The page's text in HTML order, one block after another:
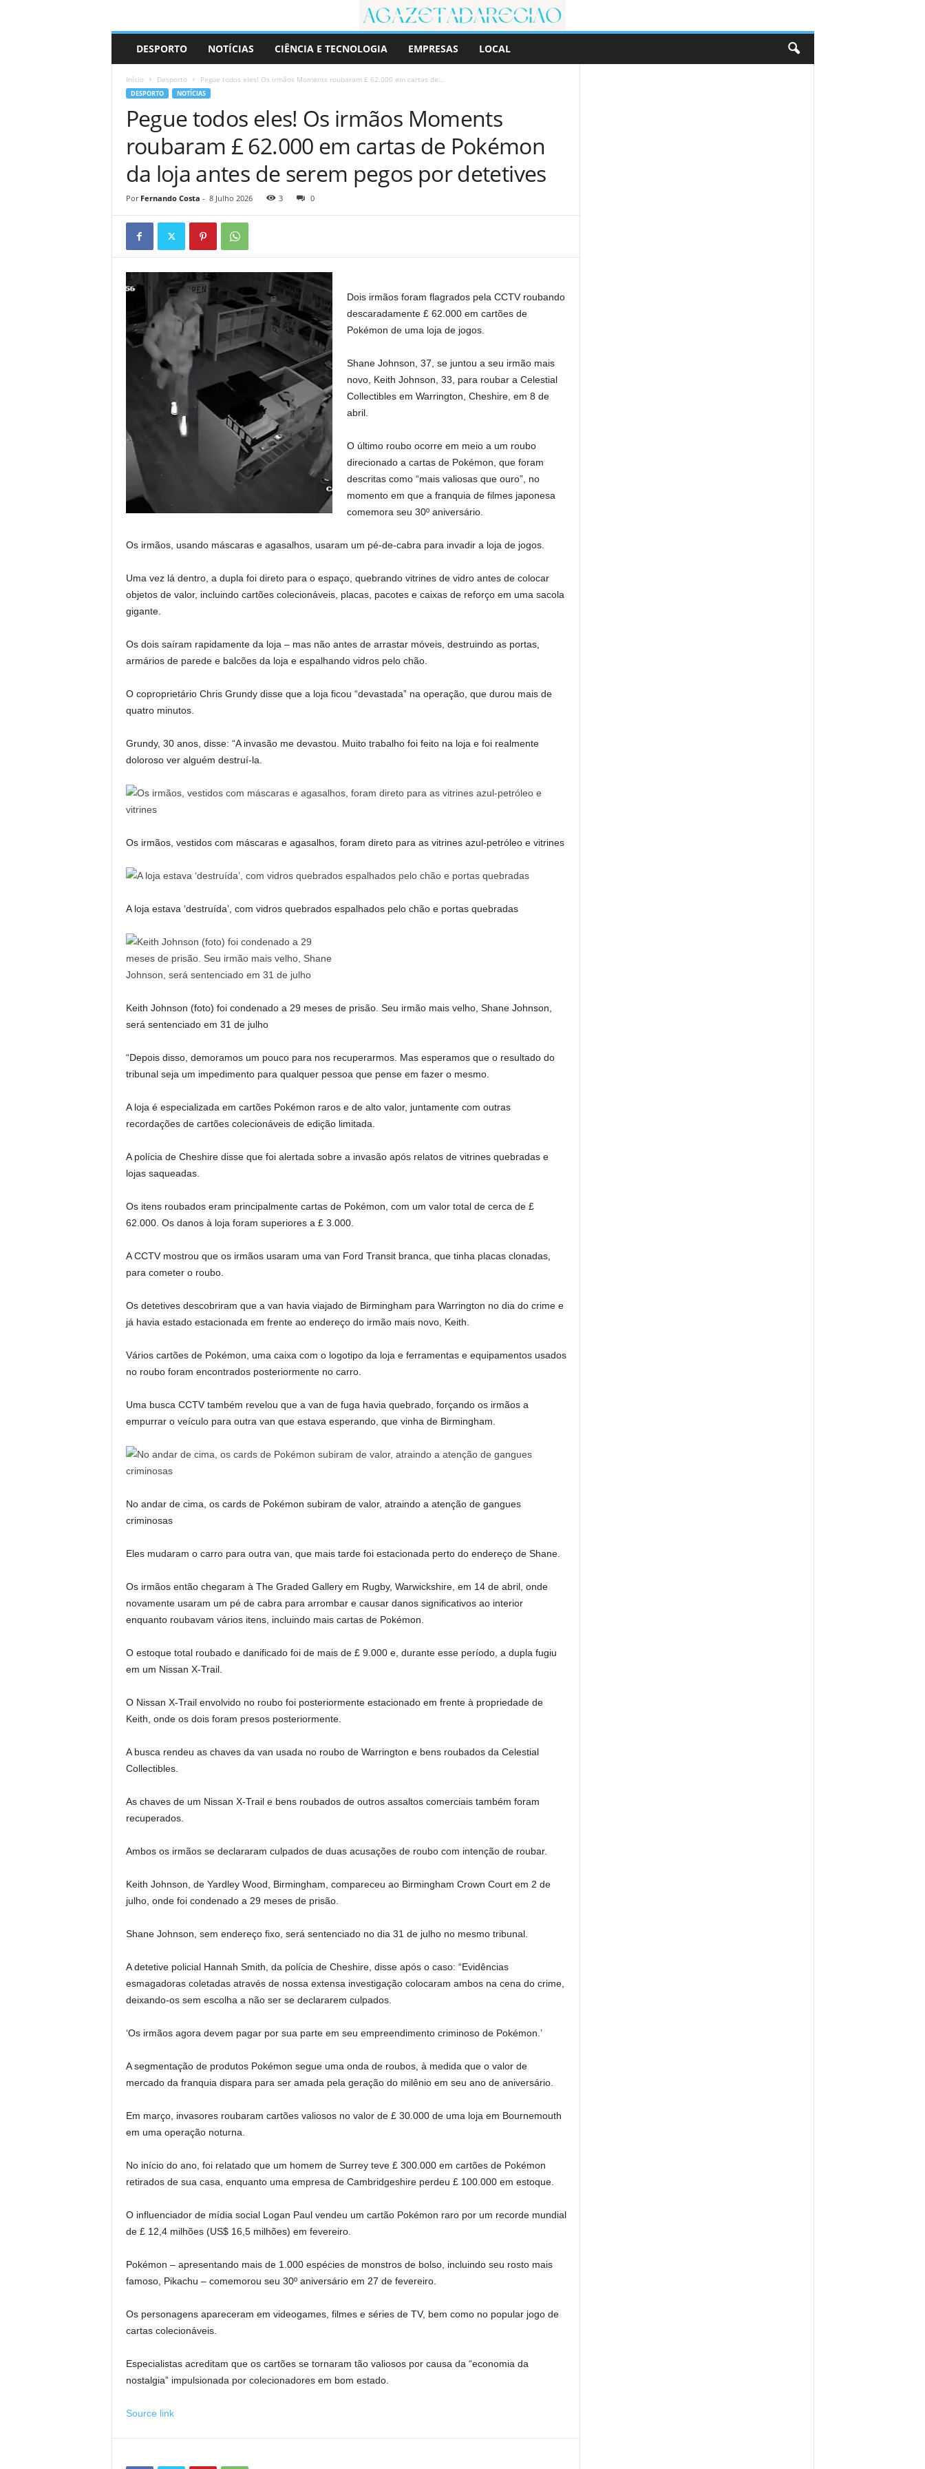
r
DESPORTO NOTÍCIAS CIÊNCIA E TECNOLOGIA EMPRESAS LOCAL
Início Desporto Pegue todos eles! Os irmãos Moments roubaram £ 62.000 em cartas de...
DESPORTO NOTÍCIAS
Pegue todos eles! Os irmãos Moments
roubaram £ 62.000 em cartas de Pokémon
da loja antes de serem pegos por detetives
Por Fernando Costa - 8 Julho 2026 3 0
Dois irmãos foram flagrados pela CCTV roubando
descaradamente £ 62.000 em cartões de
Pokémon de uma loja de jogos.
Shane Johnson, 37, se juntou a seu irmão mais
novo, Keith Johnson, 33, para roubar a Celestial
Collectibles em Warrington, Cheshire, em 8 de
abril.
O último roubo ocorre em meio a um roubo
direcionado a cartas de Pokémon, que foram
descritas como “mais valiosas que ouro”, no
momento em que a franquia de filmes japonesa
comemora seu 30º aniversário.
Os irmãos, usando máscaras e agasalhos, usaram um pé-de-cabra para invadir a loja de jogos.
Uma vez lá dentro, a dupla foi direto para o espaço, quebrando vitrines de vidro antes de colocar
objetos de valor, incluindo cartões colecionáveis, placas, pacotes e caixas de reforço em uma sacola
gigante.
Os dois saíram rapidamente da loja – mas não antes de arrastar móveis, destruindo as portas,
armários de parede e balcões da loja e espalhando vidros pelo chão.
O coproprietário Chris Grundy disse que a loja ficou “devastada” na operação, que durou mais de
quatro minutos.
Grundy, 30 anos, disse: “A invasão me devastou. Muito trabalho foi feito na loja e foi realmente
doloroso ver alguém destruí-la.
Os irmãos, vestidos com máscaras e agasalhos, foram direto para as vitrines azul-petróleo e vitrines
A loja estava ‘destruída’, com vidros quebrados espalhados pelo chão e portas quebradas
Keith Johnson (foto) foi condenado a 29 meses de prisão. Seu irmão mais velho, Shane Johnson,
será sentenciado em 31 de julho
“Depois disso, demoramos um pouco para nos recuperarmos. Mas esperamos que o resultado do
tribunal seja um impedimento para qualquer pessoa que pense em fazer o mesmo.
A loja é especializada em cartões Pokémon raros e de alto valor, juntamente com outras
recordações de cartões colecionáveis ​​​​de edição limitada.
A polícia de Cheshire disse que foi alertada sobre a invasão após relatos de vitrines quebradas e
lojas saqueadas.
Os itens roubados eram principalmente cartas de Pokémon, com um valor total de cerca de £
62.000. Os danos à loja foram superiores a £ 3.000.
A CCTV mostrou que os irmãos usaram uma van Ford Transit branca, que tinha placas clonadas,
para cometer o roubo.
Os detetives descobriram que a van havia viajado de Birmingham para Warrington no dia do crime e
já havia estado estacionada em frente ao endereço do irmão mais novo, Keith.
Vários cartões de Pokémon, uma caixa com o logotipo da loja e ferramentas e equipamentos usados
​​no roubo foram encontrados posteriormente no carro.
Uma busca CCTV também revelou que a van de fuga havia quebrado, forçando os irmãos a
empurrar o veículo para outra van que estava esperando, que vinha de Birmingham.
No andar de cima, os cards de Pokémon subiram de valor, atraindo a atenção de gangues
criminosas
Eles mudaram o carro para outra van, que mais tarde foi estacionada perto do endereço de Shane.
Os irmãos então chegaram à The Graded Gallery em Rugby, Warwickshire, em 14 de abril, onde
novamente usaram um pé de cabra para arrombar e causar danos significativos ao interior
enquanto roubavam vários itens, incluindo mais cartas de Pokémon.
O estoque total roubado e danificado foi de mais de £ 9.000 e, durante esse período, a dupla fugiu
em um Nissan X-Trail.
O Nissan X-Trail envolvido no roubo foi posteriormente estacionado em frente à propriedade de
Keith, onde os dois foram presos posteriormente.
A busca rendeu as chaves da van usada no roubo de Warrington e bens roubados da Celestial
Collectibles.
As chaves de um Nissan X-Trail e bens roubados de outros assaltos comerciais também foram
recuperados.
Ambos os irmãos se declararam culpados de duas acusações de roubo com intenção de roubar.
Keith Johnson, de Yardley Wood, Birmingham, compareceu ao Birmingham Crown Court em 2 de
julho, onde foi condenado a 29 meses de prisão.
Shane Johnson, sem endereço fixo, será sentenciado no dia 31 de julho no mesmo tribunal.
A detetive policial Hannah Smith, da polícia de Cheshire, disse após o caso: “Evidências
esmagadoras coletadas através de nossa extensa investigação colocaram ambos na cena do crime,
deixando-os sem escolha a não ser se declararem culpados.
‘Os irmãos agora devem pagar por sua parte em seu empreendimento criminoso de Pokémon.’
A segmentação de produtos Pokémon segue uma onda de roubos, à medida que o valor de
mercado da franquia dispara para ser amada pela geração do milênio em seu ano de aniversário.
Em março, invasores roubaram cartões valiosos no valor de £ 30.000 de uma loja em Bournemouth
em uma operação noturna.
No início do ano, foi relatado que um homem de Surrey teve £ 300.000 em cartões de Pokémon
retirados de sua casa, enquanto uma empresa de Cambridgeshire perdeu £ 100.000 em estoque.
O influenciador de mídia social Logan Paul vendeu um cartão Pokémon raro por um recorde mundial
de £ 12,4 milhões (US$ 16,5 milhões) em fevereiro.
Pokémon – apresentando mais de 1.000 espécies de monstros de bolso, incluindo seu rosto mais
famoso, Pikachu – comemorou seu 30º aniversário em 27 de fevereiro.
Os personagens apareceram em videogames, filmes e séries de TV, bem como no popular jogo de
cartas colecionáveis.
Especialistas acreditam que os cartões se tornaram tão valiosos por causa da “economia da
nostalgia” impulsionada por colecionadores em bom estado.
Source link